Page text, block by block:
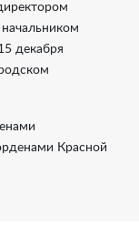
декабря
Красной